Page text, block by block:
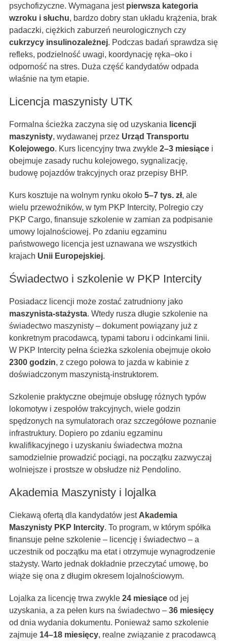
psychofizyczne. Wymagana jest pierwsza kategoria
wzroku i słuchu, bardzo dobry stan układu krążenia, brak
padaczki, ciężkich zaburzeń neurologicznych czy
cukrzycy insulinozależnej. Podczas badań sprawdza się
refleks, podzielność uwagi, koordynację ręka–oko i
odporność na stres. Duża część kandydatów odpada
właśnie na tym etapie.
Licencja maszynisty UTK
Formalna ścieżka zaczyna się od uzyskania licencji
maszynisty, wydawanej przez Urząd Transportu
Kolejowego. Kurs licencyjny trwa zwykle 2–3 miesiącei
obejmuje zasady ruchu kolejowego, sygnalizację,
budowę pojazdów trakcyjnych oraz przepisy BHP.
Kurs kosztuje na wolnym rynku około 5–7 tys. zł, ale
wielu przewoźników, w tym PKP Intercity, Polregio czy
PKP Cargo, finansuje szkolenie w zamian za podpisanie
umowy lojalnościowej. Po zdaniu egzaminu
państwowego licencja jest uznawana we wszystkich
krajach Unii Europejskiej.
Świadectwo i szkolenie w PKP Intercity
Posiadacz licencji może zostać zatrudniony jako
maszynista-stażysta. Wtedy rusza długie szkolenie na
świadectwo maszynisty – dokument powiązany już z
konkretnym pracodawcą, typami taboru i odcinkami linii.
W PKP Intercity pełna ścieżka szkolenia obejmuje około
2300 godzin, z czego połowa to jazda w kabinie z
doświadczonym maszynistą-instruktorem.
Szkolenie praktyczne obejmuje obsługę różnych typów
lokomotyw i zespołów trakcyjnych, wiele godzin
spędzonych na symulatorach oraz szczegółowe poznanie
infrastruktury. Dopiero po zdaniu egzaminu
kwalifikacyjnego i uzyskaniu świadectwa można
samodzielnie prowadzić pociągi, na początku zazwyczaj
wolniejsze i prostsze w obsłudze niż Pendolino.
Akademia Maszynisty i lojalka
Ciekawą ofertą dla kandydatów jest Akademia
Maszynisty PKP Intercity. To program, w którym spółka
finansuje pełne szkolenie – licencję i świadectwo – a
uczestnik od początku ma etat i otrzymuje wynagrodzenie
stażysty. Warto jednak dokładnie przeczytać umowę, bo
wiąże się ona z długim okresem lojalnościowym.
Lojalka za licencję trwa zwykle 24 miesiąceod jej
uzyskania, a za pełen kurs na świadectwo – 36 miesięcy
od dnia wydania dokumentu. Ponieważ samo szkolenie
zajmuje 14–18 miesięcy, realne związanie z pracodawcą